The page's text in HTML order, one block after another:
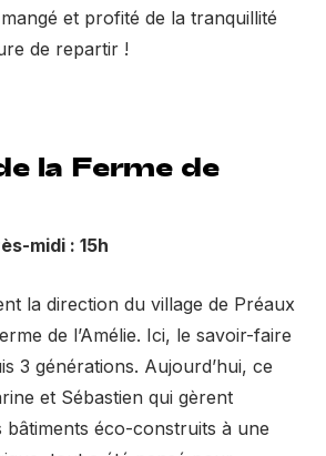
et profité de la tranquillité
de repartir !
la Ferme de
midi : 15h
la direction du village de Préaux
de l’Amélie. Ici, le savoir-faire
3 générations. Aujourd’hui, ce
et Sébastien qui gèrent
bâtiments éco-construits à une